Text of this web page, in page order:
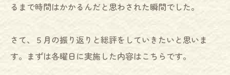
るまで時間はかかるんだと思わされた瞬間でした。
さて、５月の振り返りと総評をしていきたいと思いま
す。まずは各曜日に実施した内容はこちらです。